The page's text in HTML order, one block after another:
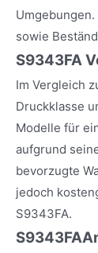
sowie
S9343FA
Im Vergleich
Druckklasse
Modelle für
aufgrund
bevorzugte
jedoch
S9343FA.
S9343FA